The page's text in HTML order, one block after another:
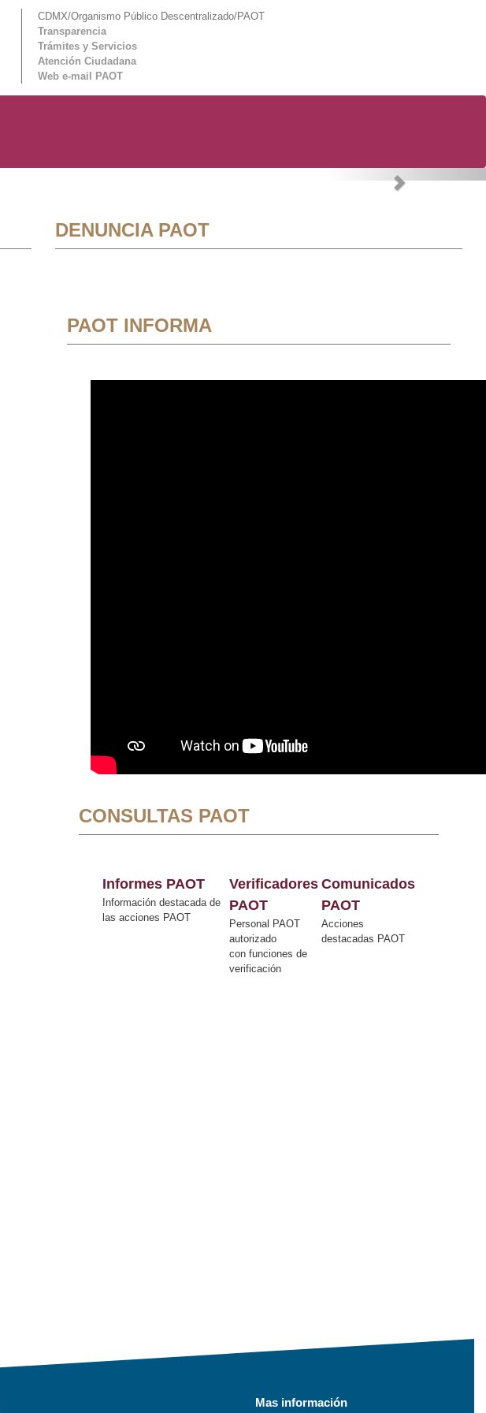
CDMX/Organismo Público Descentralizado/PAOT
Transparencia
Trámites y Servicios
Atención Ciudadana
Web e-mail PAOT
Next
DENUNCIA PAOT
PAOT INFORMA
CONSULTAS PAOT
Informes PAOT
Información destacada de
las acciones PAOT
Verificadores
PAOT
Personal PAOT
autorizado
con funciones de
verificación
Comunicados
PAOT
Acciones
destacadas PAOT
Mas información